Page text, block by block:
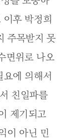
후 박정희
주목받지 못
면위로 나오
에 의해서
친일파를
제기되고
이 아닌 민